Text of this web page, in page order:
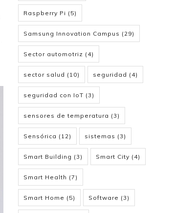
Raspberry Pi (5)
Samsung Innovation Campus (29)
Sector automotriz (4)
sector salud (10) seguridad (4)
seguridad con IoT (3)
sensores de temperatura (3)
Sensórica (12) sistemas (3)
Smart Building (3) Smart City (4)
Smart Health (7)
Smart Home (5) Software (3)